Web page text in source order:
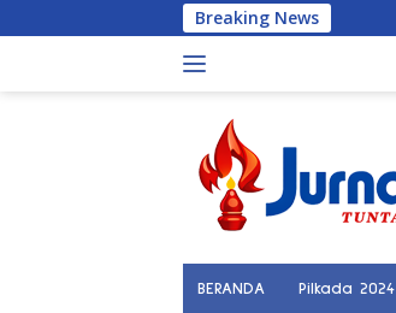
ke
Breaking News
BERANDA Pilkada 2024